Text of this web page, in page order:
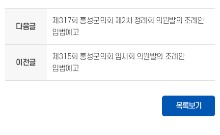
다음글
제317회 홍성군의회 제2차 정례회 의원발의 조례안
입법예고
이전글
제315회 홍성군의회 임시회 의원발의 조례안
입법예고
목록보기